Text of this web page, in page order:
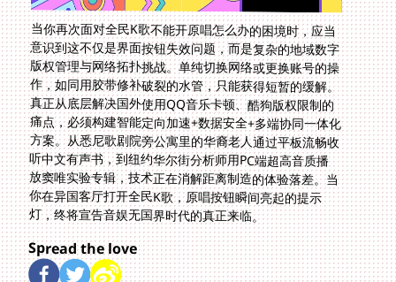
当你再次面对全民K歌不能开原唱怎么办的困境时，应当
意识到这不仅是界面按钮失效问题，而是复杂的地域数字
版权管理与网络拓扑挑战。单纯切换网络或更换账号的操
作，如同用胶带修补破裂的水管，只能获得短暂的缓解。
真正从底层解决国外使用QQ音乐卡顿、酷狗版权限制的
痛点，必须构建智能定向加速+数据安全+多端协同一体化
方案。从悉尼歌剧院旁公寓里的华裔老人通过平板流畅收
听中文有声书，到纽约华尔街分析师用PC端超高音质播
放窦唯实验专辑，技术正在消解距离制造的体验落差。当
你在异国客厅打开全民K歌，原唱按钮瞬间亮起的提示
灯，终将宣告音娱无国界时代的真正来临。
Spread the love